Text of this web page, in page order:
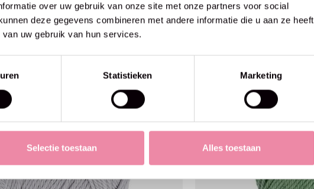
over uw gebruik van onze site met onze partners voor social
deze gegevens combineren met andere informatie die u aan ze heeft
uw gebruik van hun services.
Statistieken Marketing
Selectie toestaan Alles toestaan